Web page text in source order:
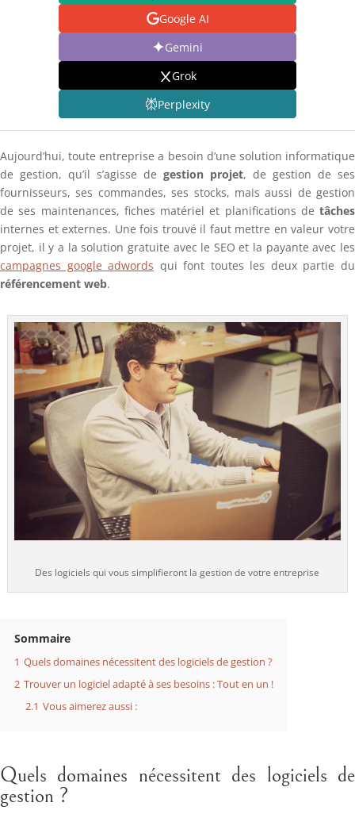
Google AI
Gemini
Grok
Perplexity
Aujourd’hui, toute entreprise a besoin d’une solution informatique
de gestion, qu’il s’agisse de gestion projet, de gestion de ses
fournisseurs, ses commandes, ses stocks, mais aussi de gestion
de ses maintenances, fiches matériel et planifications de tâches
internes et externes. Une fois trouvé il faut mettre en valeur votre
projet, il y a la solution gratuite avec le SEO et la payante avec les
campagnes google adwords qui font toutes les deux partie du
référencement web.
Des logiciels qui vous simplifieront la gestion de votre entreprise
Sommaire
1 Quels domaines nécessitent des logiciels de gestion ?
2 Trouver un logiciel adapté à ses besoins : Tout en un !
2.1 Vous aimerez aussi :
Quels domaines nécessitent des logiciels de
gestion ?